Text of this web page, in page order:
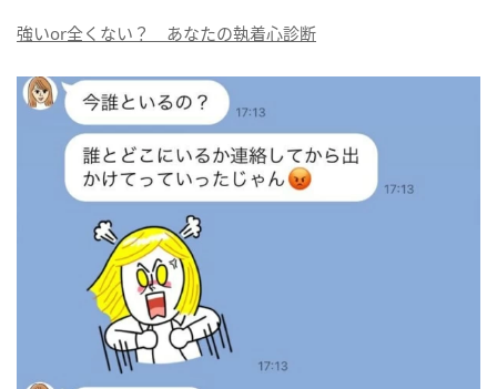
強いor全くない？ あなたの執着心診断